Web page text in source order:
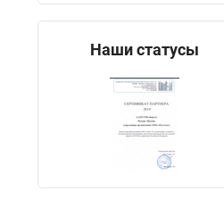
Наши статусы